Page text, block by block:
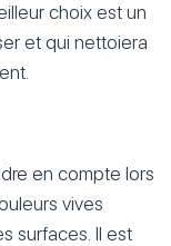
choix est un
et qui nettoiera
en compte lors
vives
surfaces. Il est